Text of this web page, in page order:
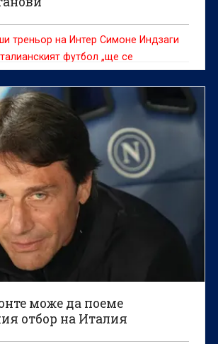
треньор на Интер Симоне Индзаги
футбол „ще се
неуспеха да се класира за
за трети пореден път
може да поеме
отбор на Италия